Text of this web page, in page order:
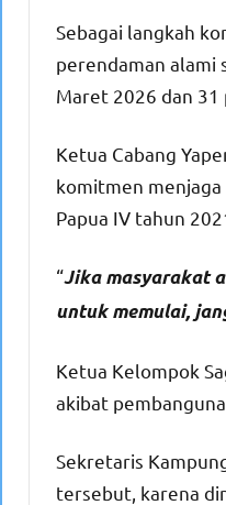
Sebagai langkah
perendaman alami
Maret 2026 dan 31
Ketua Cabang
komitmen menjaga
Papua IV tahun
“Jika masyarakat
untuk memulai,
Ketua Kelompok
akibat
Sekretaris
tersebut, karena